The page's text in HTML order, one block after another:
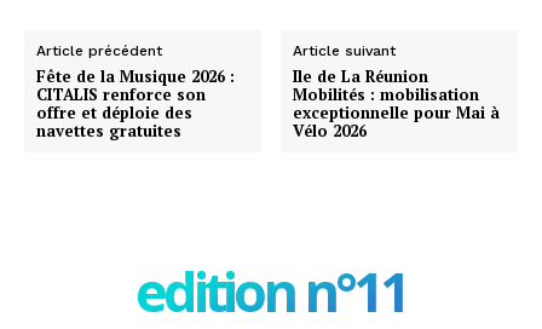
Article précédent
Fête de la Musique 2026 :
CITALIS renforce son
offre et déploie des
navettes gratuites
Article suivant
Ile de La Réunion
Mobilités : mobilisation
exceptionnelle pour Mai à
Vélo 2026
edition n°11